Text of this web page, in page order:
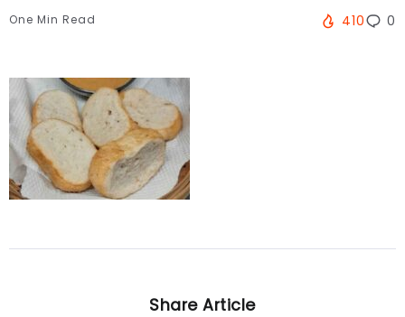
One Min Read 410 0
Share Article